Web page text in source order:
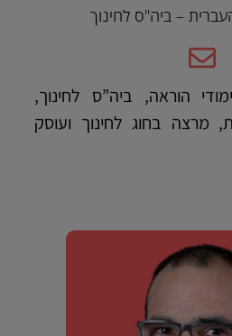
– ביה"ס לחינוך
הוראה, ביה”ס לחינוך,
מרצה בחוג לחינוך ועוסק